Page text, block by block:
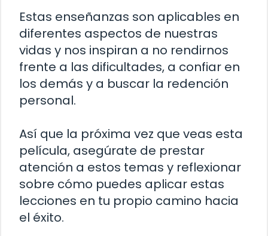
Estas enseñanzas son aplicables en
diferentes aspectos de nuestras
vidas y nos inspiran a no rendirnos
frente a las dificultades, a confiar en
los demás y a buscar la redención
personal.
Así que la próxima vez que veas esta
película, asegúrate de prestar
atención a estos temas y reflexionar
sobre cómo puedes aplicar estas
lecciones en tu propio camino hacia
el éxito.